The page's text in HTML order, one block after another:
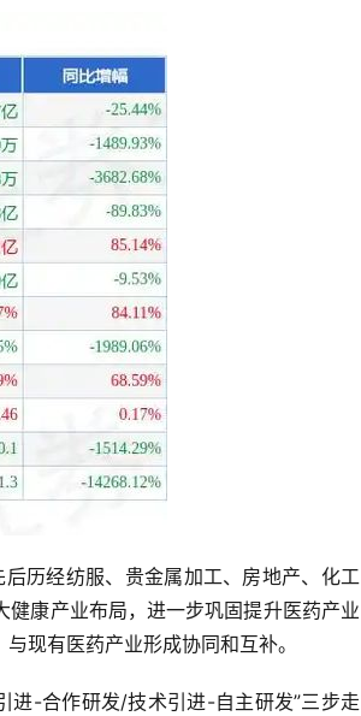
历经纺服、贵金属加工、房地产、化工
康产业布局，进一步巩固提升医药产业
现有医药产业形成协同和互补。
进-合作研发/技术引进-自主研发”三步走